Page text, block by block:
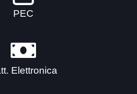
PEC
Elettronica